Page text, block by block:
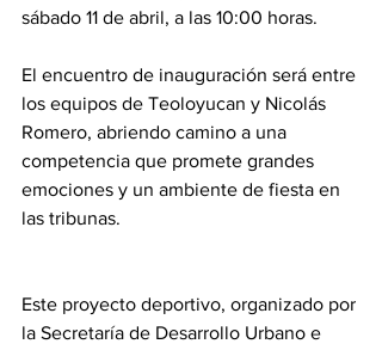
sábado 11 de abril, a las 10:00 horas.
El encuentro de inauguración será entre
los equipos de Teoloyucan y Nicolás
Romero, abriendo camino a una
competencia que promete grandes
emociones y un ambiente de fiesta en
las tribunas.
Este proyecto deportivo, organizado por
la Secretaría de Desarrollo Urbano e